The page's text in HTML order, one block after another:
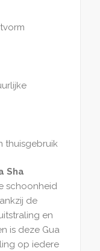
thuisgebruik
Sha
schoonheid
de
en
is deze Gua
op iedere